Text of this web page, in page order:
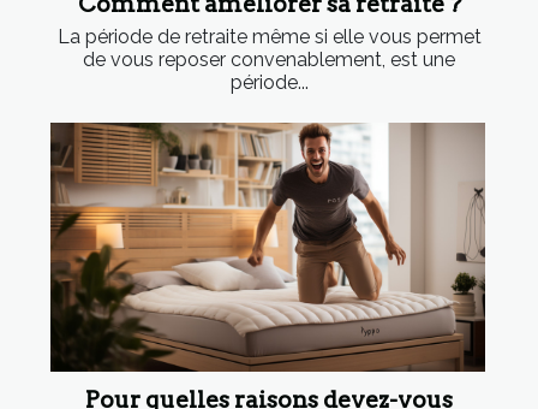
La période de retraite même si elle vous permet
de vous reposer convenablement, est une
période...
Pour quelles raisons devez-vous